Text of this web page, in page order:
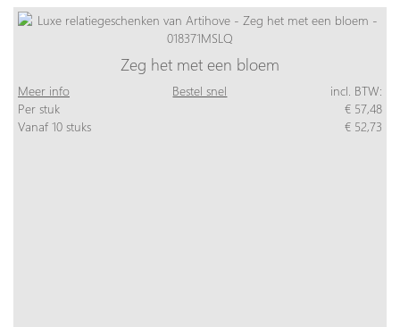
Zeg het met een bloem
Meer info Bestel snel
incl. BTW:
Per stuk
€ 57,48
Vanaf 10 stuks
€ 52,73